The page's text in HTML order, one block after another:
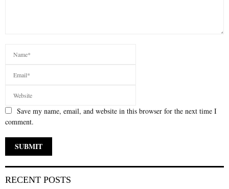
Save my name, email, and website in this browser for the next time I
comment.
RECENT POSTS